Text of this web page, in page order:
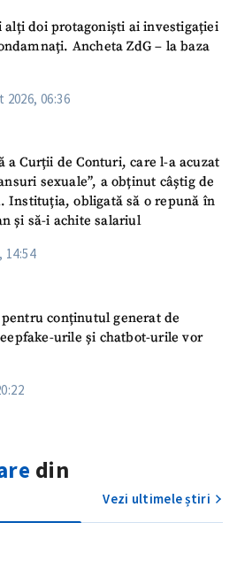
SUSȚINE
alți doi protagoniști ai investigației
Ancheta ZdG – la baza
2026, 06:36
a Curții de Conturi, care l-a acuzat
sexuale”, a obținut câștig de
Instituția, obligată să o repună în
și să-i achite salariul
14:54
conținutul generat de
urile și chatbot-urile vor
din
Vezi ultimele știri